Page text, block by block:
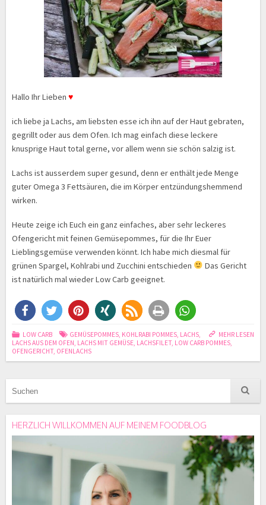
Hallo Ihr Lieben ♥
ich liebe ja Lachs, am liebsten esse ich ihn auf der Haut gebraten,
gegrillt oder aus dem Ofen. Ich mag einfach diese leckere
knusprige Haut total gerne, vor allem wenn sie schön salzig ist.
Lachs ist ausserdem super gesund, denn er enthält jede Menge
guter Omega 3 Fettsäuren, die im Körper entzündungshemmend
wirken.
Heute zeige ich Euch ein ganz einfaches, aber sehr leckeres
Ofengericht mit feinen Gemüsepommes, für die Ihr Euer
Lieblingsgemüse verwenden könnt. Ich habe mich diesmal für
grünen Spargel, Kohlrabi und Zucchini entschieden
Das Gericht
ist natürlich mal wieder Low Carb geeignet.
MEHR LESEN
LOW CARB GEMÜSEPOMMES, KOHLRABI POMMES, LACHS,
LACHS AUS DEM OFEN, LACHS MIT GEMÜSE, LACHSFILET, LOW CARB POMMES,
OFENGERICHT, OFENLACHS
HERZLICH WILLKOMMEN AUF MEINEM FOODBLOG